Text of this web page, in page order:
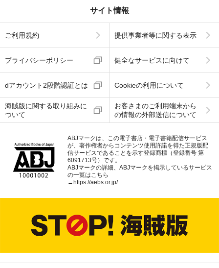
サイト情報
ご利用規約 提供事業者等に関する表示
プライバシーポリシー 健全なサービスに向けて
dアカウント2段階認証とは Cookieの利用について
海賊版に関する取り組みに
ついて
お客さまのご利用端末から
の情報の外部送信について
ABJマークは、この電子書店・電子書籍配信サービス
が、著作権者からコンテンツ使用許諾を得た正規版配
信サービスであることを示す登録商標（登録番号 第
6091713号）です。
ABJマークの詳細、ABJマークを掲示しているサービス
の一覧はこちら
→https://aebs.or.jp/